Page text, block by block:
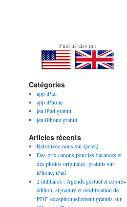
Find us also in :
Catégories
app iPad
app iPhone
jeu iPad gratuit
jeu iPhone gratuit
Articles récents
Retrouvez-nous sur QeleQ
Des prix canons pour les vacances et
des photos originales, gratuits sur
iPhone, iPad
2 utilitaires : Agenda gestuel et coloré+
édition, signature et modification de
PDF, exceptionnellement gratuits sur